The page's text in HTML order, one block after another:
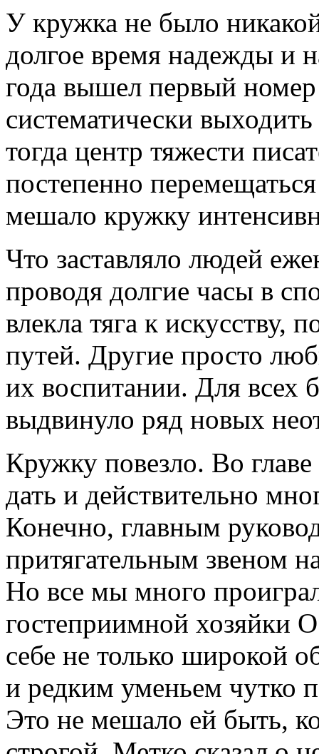
У кружка не было
долгое время надежды и
года вышел первый
систематически
тогда центр тяжести
постепенно
мешало кружку
Что заставляло людей
проводя долгие часы в
влекла тяга к искусству,
путей. Другие просто
их воспитании. Для всех
выдвинуло ряд новых
Кружку повезло. Во
дать и действительно
Конечно, главным
притягательным звеном
Но все мы много
гостеприимной хозяйки
себе не только широкой
и редким уменьем чутко
Это не мешало ей быть,